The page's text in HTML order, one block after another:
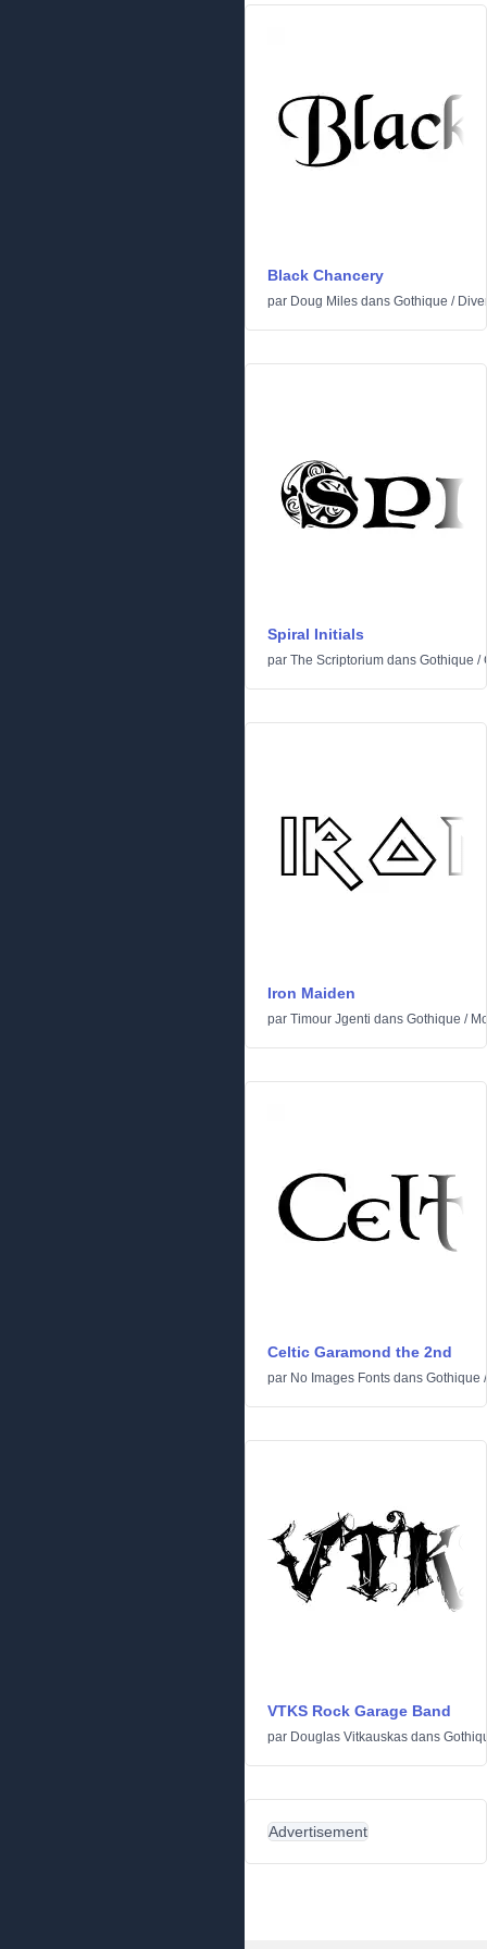
Black Chancery
par Doug Miles dans Gothique /
Spiral Initials
par The Scriptorium dans Gothique /
Iron Maiden
par Timour Jgenti dans Gothique /
Celtic Garamond the 2nd
par No Images Fonts dans Gothique
VTKS Rock Garage Band
par Douglas Vitkauskas dans
Advertisement